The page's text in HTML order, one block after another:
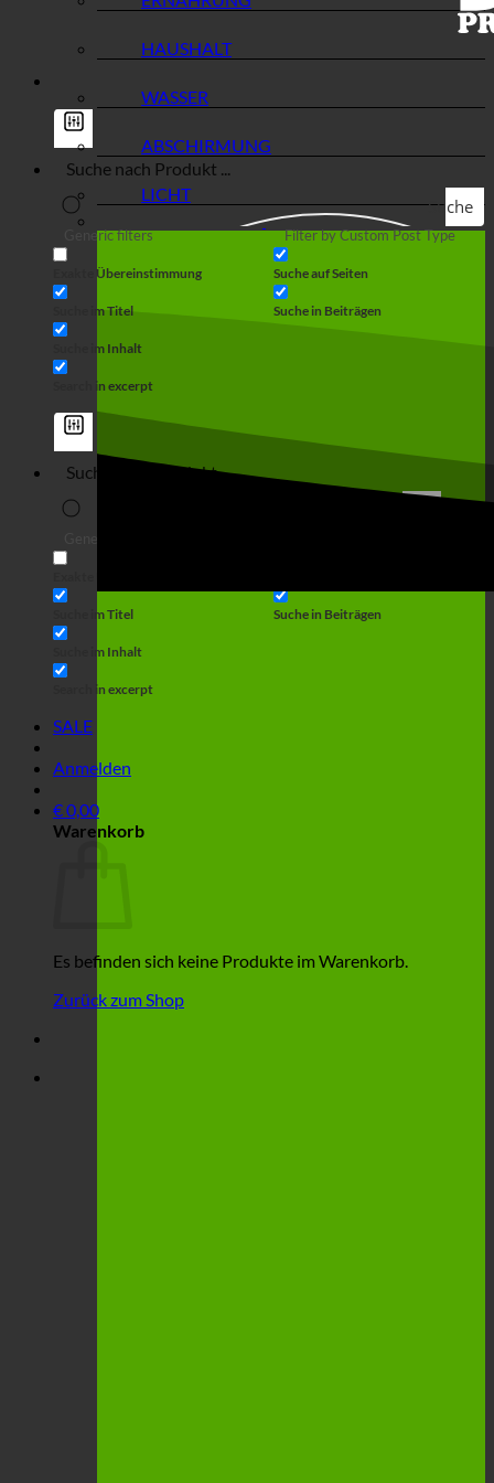
Suche
Generic filters
Exakte Übereinstimmung
Suche im Titel
Suche im Inhalt
Search in excerpt
Filter by Custom Post Type
Suche auf Seiten
Suche in Beiträgen
Suche im Titel
Suche im Inhalt
Search in excerpt
Suche in Beiträgen
SALE
Anmelden
€0,00
Warenkorb
Es befinden sich keine Produkte im Warenkorb.
Zurück zum Shop
HAUSHALT
WASSER
ABSCHIRMUNG
LICHT